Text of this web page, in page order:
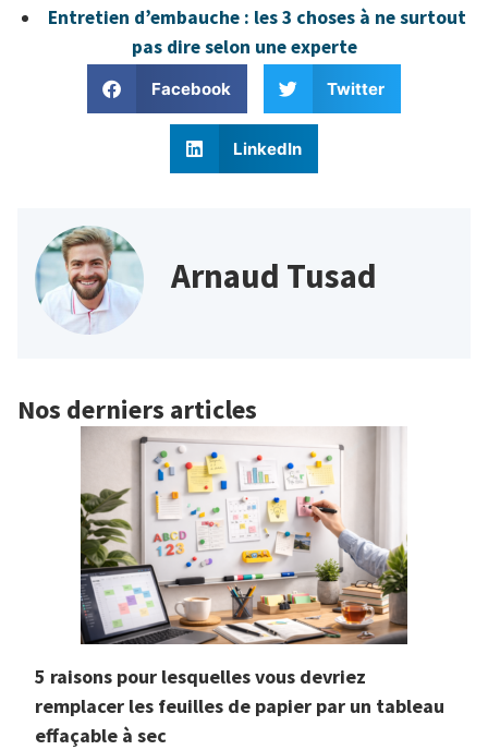
Entretien d’embauche : les 3 choses à ne surtout
pas dire selon une experte
Facebook Twitter
LinkedIn
Arnaud Tusad
Nos derniers articles
5 raisons pour lesquelles vous devriez
remplacer les feuilles de papier par un tableau
effaçable à sec